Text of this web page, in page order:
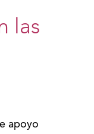
las
apoyo